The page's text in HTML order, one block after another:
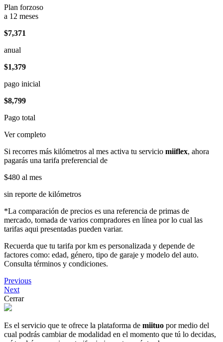
Plan forzoso
a 12 meses
$7,371
anual
$1,379
pago inicial
$8,799
Pago total
Ver completo
Si recorres más kilómetros al mes activa tu servicio miiflex, ahora
pagarás una tarifa preferencial de
$480 al mes
sin reporte de kilómetros
*La comparación de precios es una referencia de primas de
mercado, tomada de varios compradores en línea por lo cual las
tarifas aqui presentadas pueden variar.
Recuerda que tu tarifa por km es personalizada y depende de
factores como: edad, género, tipo de garaje y modelo del auto.
Consulta términos y condiciones.
Previous
Next
Cerrar
Es el servicio que te ofrece la plataforma de miituo por medio del
cual podrás cambiar de modalidad en el momento que tú lo decidas,